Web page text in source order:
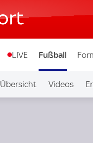
LIVE Fußball
Übersicht Videos